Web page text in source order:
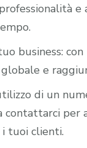
business:
e
di un
contattarci
i tuoi clienti.